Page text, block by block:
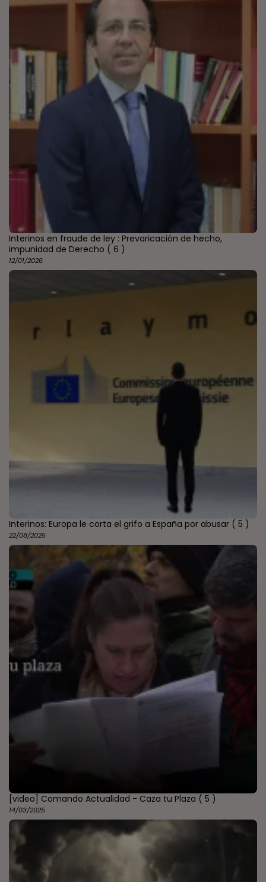
Interinos en fraude de ley : Prevaricación de hecho,
impunidad de Derecho ( 6 )
12/01/2026
Interinos: Europa le corta el grifo a España por abusar ( 5 )
22/08/2025
[video] Comando Actualidad - Caza tu Plaza ( 5 )
14/03/2025